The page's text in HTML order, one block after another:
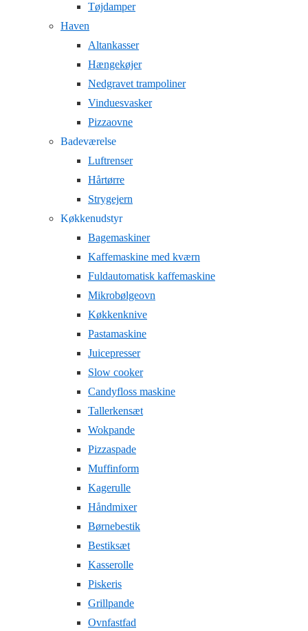
Tøjdamper
Haven
Altankasser
Hængekøjer
Nedgravet trampoliner
Vinduesvasker
Pizzaovne
Badeværelse
Luftrenser
Hårtørre
Strygejern
Køkkenudstyr
Bagemaskiner
Kaffemaskine med kværn
Fuldautomatisk kaffemaskine
Mikrobølgeovn
Køkkenknive
Pastamaskine
Juicepresser
Slow cooker
Candyfloss maskine
Tallerkensæt
Wokpande
Pizzaspade
Muffinform
Kagerulle
Håndmixer
Børnebestik
Bestiksæt
Kasserolle
Piskeris
Grillpande
Ovnfastfad